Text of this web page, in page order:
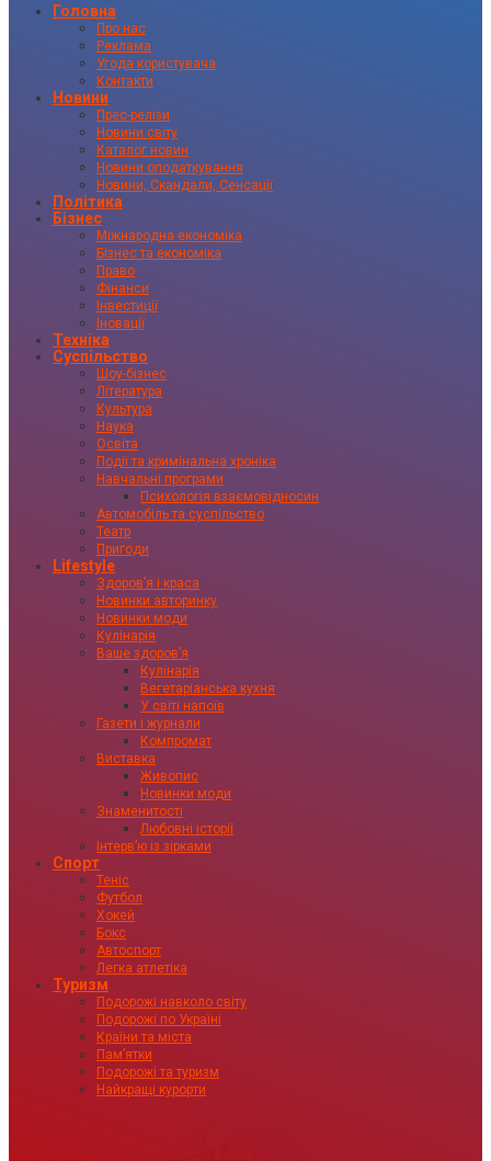
Головна
Про нас
Реклама
Угода користувача
Контакти
Новини
Прес-релізи
Новини світу
Каталог новин
Новини оподаткування
Новини, Скандали, Сенсації
Політика
Бізнес
Міжнародна економіка
Бізнес та економіка
Право
Фінанси
Інвестиції
Іновації
Техніка
Суспільство
Шоу-бізнес
Література
Культура
Наука
Освіта
Події та кримінальна хроніка
Навчальні програми
Психологія взаємовідносин
Автомобіль та суспільство
Театр
Пригоди
Lifestyle
Здоровʼя і краса
Новинки авторинку
Новинки моди
Кулінарія
Ваше здоровʼя
Кулінарія
Вегетаріанська кухня
У світі напоїв
Газети і журнали
Компромат
Виставка
Живопис
Новинки моди
Знаменитості
Любовні історії
Інтервʼю із зірками
Спорт
Теніс
Футбол
Хокей
Бокс
Автоспорт
Легка атлетіка
Туризм
Подорожі навколо світу
Подорожі по Україні
Країни та міста
Пам’ятки
Подорожі та туризм
Найкращі курорти